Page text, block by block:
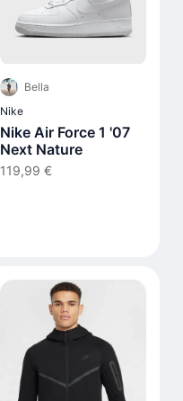
Bella
Nike
Nike Air Force 1 '07
Next Nature
119,99 €